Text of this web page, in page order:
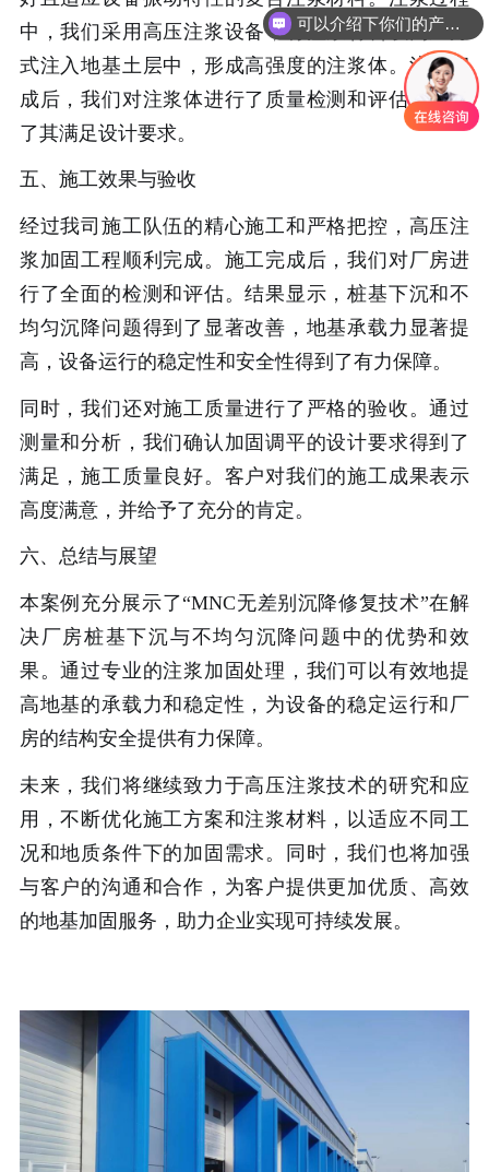
中，我们采用高压注浆设备，将注浆材料以高压方
式注入地基土层中，形成高强度的注浆体。注浆完
成后，我们对注浆体进行了质量检测和评估，确保
了其满足设计要求。
五、施工效果与验收
经过我司施工队伍的精心施工和严格把控，高压注
浆加固工程顺利完成。施工完成后，我们对厂房进
行了全面的检测和评估。结果显示，桩基下沉和不
均匀沉降问题得到了显著改善，地基承载力显著提
高，设备运行的稳定性和安全性得到了有力保障。
同时，我们还对施工质量进行了严格的验收。通过
测量和分析，我们确认加固调平的设计要求得到了
满足，施工质量良好。客户对我们的施工成果表示
高度满意，并给予了充分的肯定。
六、总结与展望
本案例充分展示了“MNC无差别沉降修复技术”在解
决厂房桩基下沉与不均匀沉降问题中的优势和效
果。通过专业的注浆加固处理，我们可以有效地提
高地基的承载力和稳定性，为设备的稳定运行和厂
房的结构安全提供有力保障。
未来，我们将继续致力于高压注浆技术的研究和应
用，不断优化施工方案和注浆材料，以适应不同工
况和地质条件下的加固需求。同时，我们也将加强
与客户的沟通和合作，为客户提供更加优质、高效
的地基加固服务，助力企业实现可持续发展。
可以介绍下你们的产品么